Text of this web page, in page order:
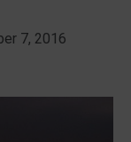
7, 2016